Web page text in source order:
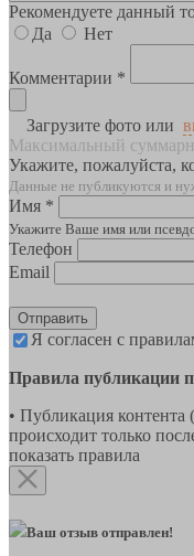
Рекомендуете данный
Да
Нет
Комментарии *
Загрузите фото или
Максимальный
Укажите, пожалуйста,
Данные не публикуются и
Имя *
Укажите Ваше имя или
Телефон
Email
Отправить
Я согласен с
Правила публикации
• Публикация контента
происходит только
показать правила
Ваш отзыв отправлен!